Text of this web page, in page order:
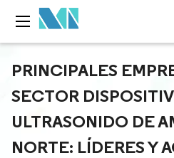
PRINCIPALES
SECTOR
ULTRASONIDO DE
NORTE: LÍDERES Y